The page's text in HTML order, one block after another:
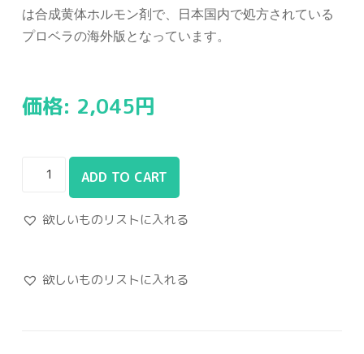
は合成黄体ホルモン剤で、日本国内で処方されている
プロベラの海外版となっています。
価格: 2,045円
ADD TO CART
欲しいものリストに入れる
欲しいものリストに入れる